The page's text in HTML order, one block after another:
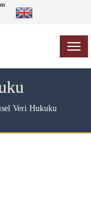
Veri Hukuku